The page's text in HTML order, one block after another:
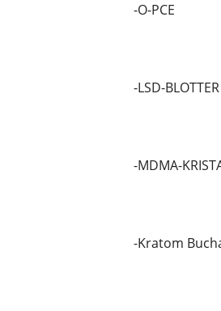
-O-PCE
-LSD-BLOTTER
-MDMA-
-Kratom